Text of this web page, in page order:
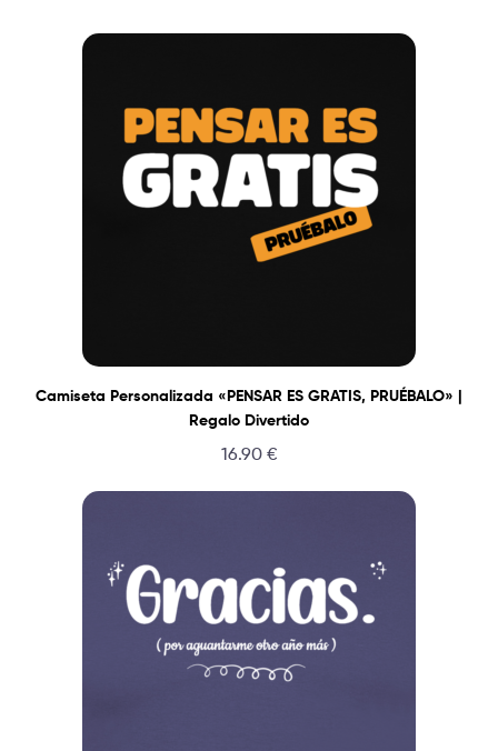
Camiseta Personalizada «PENSAR ES GRATIS, PRUÉBALO» |
Regalo Divertido
16.90 €